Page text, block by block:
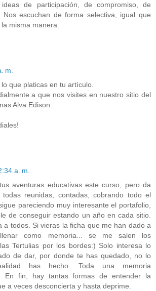
de participación, de compromiso, de
Nos escuchan de forma selectiva, igual que
misma manera.
m.
que platicas en tu artículo.
a que nos visites en nuestro sitio del
Alva Edison.
a. m.
aventuras educativas este curso, pero da
todas reunidas, contadas, cobrando todo el
pareciendo muy interesante el portafolio,
de conseguir estando un año en cada sitio.
a todos. Si vieras la ficha que me han dado a
como memoria... se me salen los
Tertulias por los bordes:) Solo interesa lo
de dar, por donde te has quedado, no lo
has hecho. Toda una memoria
En fin, hay tantas formas de entender la
a veces desconcierta y hasta deprime.